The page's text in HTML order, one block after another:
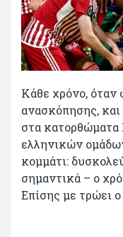
Κάθε χρόνο, όταν
ανασκόπησης,
στα
ελληνικών
κομμάτι:
σημαντικά – ο
Επίσης με τρώει